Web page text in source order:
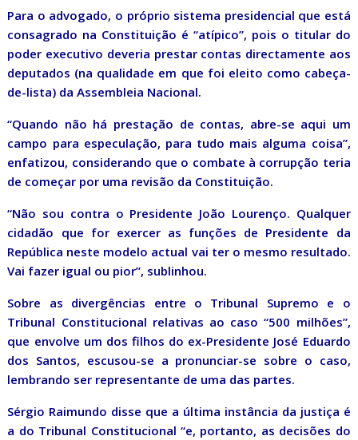
Para o advogado, o próprio sistema presidencial que está
consagrado na Constituição é “atípico”, pois o titular do
poder executivo deveria prestar contas directamente aos
deputados (na qualidade em que foi eleito como cabeça-
de-lista) da Assembleia Nacional.
“Quando não há prestação de contas, abre-se aqui um
campo para especulação, para tudo mais alguma coisa”,
enfatizou, considerando que o combate à corrupção teria
de começar por uma revisão da Constituição.
“Não sou contra o Presidente João Lourenço. Qualquer
cidadão que for exercer as funções de Presidente da
República neste modelo actual vai ter o mesmo resultado.
Vai fazer igual ou pior”, sublinhou.
Sobre as divergências entre o Tribunal Supremo e o
Tribunal Constitucional relativas ao caso “500 milhões”,
que envolve um dos filhos do ex-Presidente José Eduardo
dos Santos, escusou-se a pronunciar-se sobre o caso,
lembrando ser representante de uma das partes.
Sérgio Raimundo disse que a última instância da justiça é
a do Tribunal Constitucional “e, portanto, as decisões do